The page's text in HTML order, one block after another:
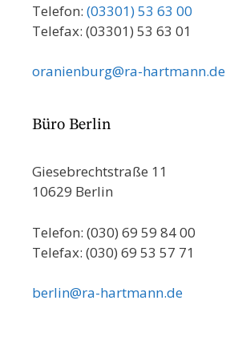
Telefon: (03301) 53 63 00
Telefax: (03301) 53 63 01
oranienburg@ra-hartmann.de
Büro Berlin
Giesebrechtstraße 11
10629 Berlin
Telefon: (030) 69 59 84 00
Telefax: (030) 69 53 57 71
berlin@ra-hartmann.de